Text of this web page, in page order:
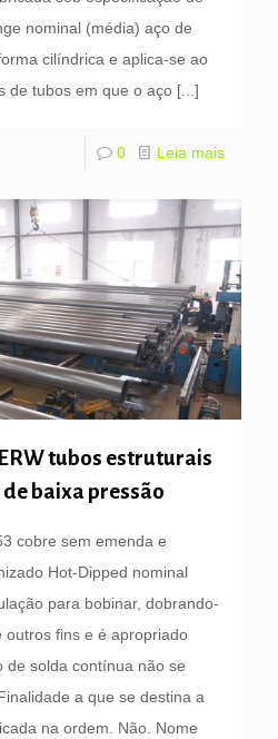
nominal (média) aço de
cilíndrica e aplica-se ao
de tubos em que o aço [...]
0 Leia mais
tubos estruturais
baixa pressão
cobre sem emenda e
Hot-Dipped nominal
para bobinar, dobrando-
outros fins e é apropriado
de solda contínua não se
a que se destina a
na ordem. Não. Nome